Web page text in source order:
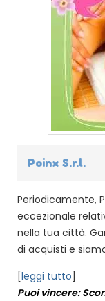
Poinx S.r.l.
Periodicamente,
eccezionale
nella tua città.
di acquisti e
[leggi tutto]
Puoi vincere: